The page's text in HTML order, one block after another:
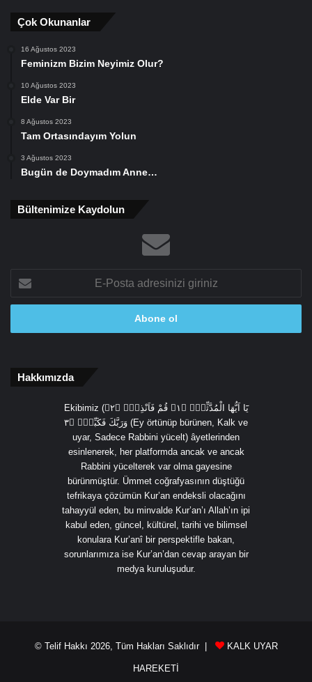
Çok Okunanlar
16 Ağustos 2023
Feminizm Bizim Neyimiz Olur?
10 Ağustos 2023
Elde Var Bir
8 Ağustos 2023
Tam Ortasındayım Yolun
3 Ağustos 2023
Bugün de Doymadım Anne…
Bültenimize Kaydolun
Posta
adresinizi
Hakkımızda
Ekibimiz (يَٓا اَيُّهَا الْمُدَّثِّرُۙ ﴿١﴾ قُمْ فَاَنْذِرْۙ ﴿٢﴾
وَرَبَّكَ فَكَبِّرْۙ ﴿٣ (Ey örtünüp bürünen, Kalk ve
uyar, Sadece Rabbini yücelt) âyetlerinden
esinlenerek, her platformda ancak ve ancak
Rabbini yücelterek var olma gayesine
bürünmüştür. Ümmet coğrafyasının düştüğü
tefrikaya çözümün Kur’an endeksli olacağını
tahayyül eden, bu minvalde Kur’an’ı Allah’ın ipi
kabul eden, güncel, kültürel, tarihi ve bilimsel
konulara Kur’anî bir perspektifle bakan,
sorunlarımıza ise Kur’an’dan cevap arayan bir
medya kuruluşudur.
© Telif Hakkı 2026, Tüm Hakları Saklıdır | KALK UYAR
HAREKETİ